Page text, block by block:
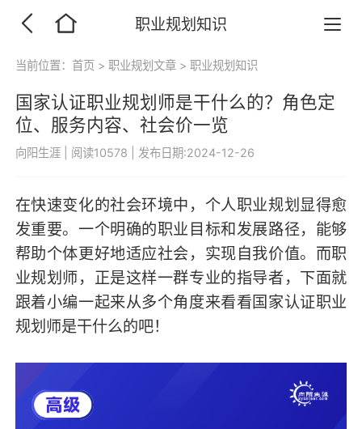
职业规划知识
当前位置：首页 > 职业规划文章 > 职业规划知识
国家认证职业规划师是干什么的？角色定
位、服务内容、社会价一览
向阳生涯 阅读10578 发布日期:2024-12-26
在快速变化的社会环境中，个人职业规划显得愈
发重要。一个明确的职业目标和发展路径，能够
帮助个体更好地适应社会，实现自我价值。而职
业规划师，正是这样一群专业的指导者，下面就
跟着小编一起来从多个角度来看看国家认证职业
规划师是干什么的吧！